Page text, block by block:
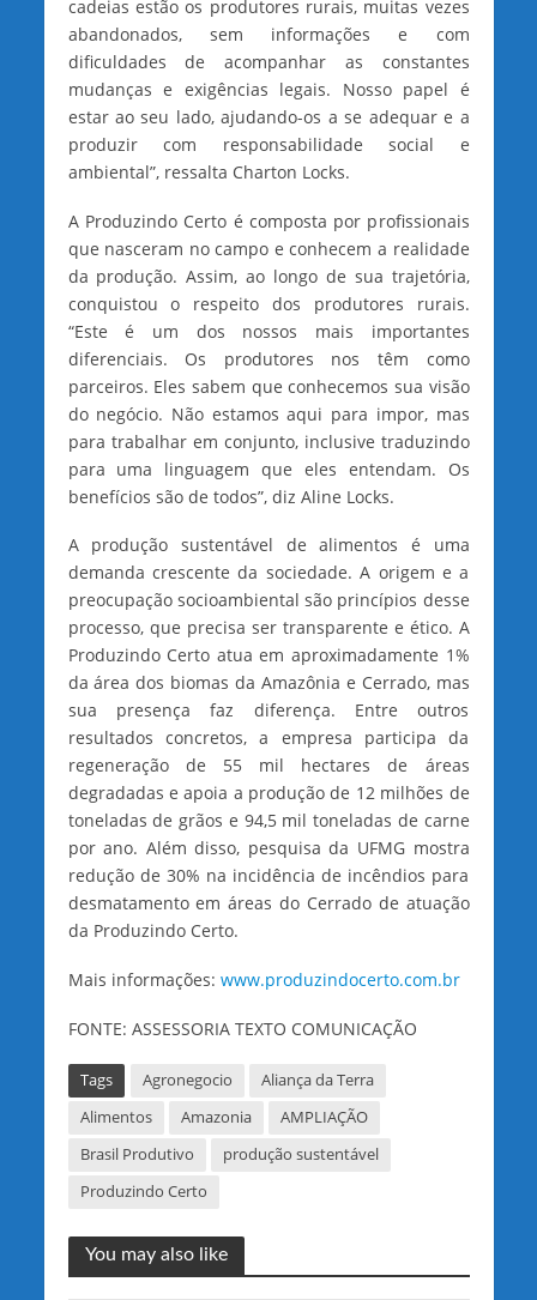
cadeias estão os produtores rurais, muitas vezes
abandonados, sem informações e com
dificuldades de acompanhar as constantes
mudanças e exigências legais. Nosso papel é
estar ao seu lado, ajudando-os a se adequar e a
produzir com responsabilidade social e
ambiental”, ressalta Charton Locks.
A Produzindo Certo é composta por profissionais
que nasceram no campo e conhecem a realidade
da produção. Assim, ao longo de sua trajetória,
conquistou o respeito dos produtores rurais.
“Este é um dos nossos mais importantes
diferenciais. Os produtores nos têm como
parceiros. Eles sabem que conhecemos sua visão
do negócio. Não estamos aqui para impor, mas
para trabalhar em conjunto, inclusive traduzindo
para uma linguagem que eles entendam. Os
benefícios são de todos”, diz Aline Locks.
A produção sustentável de alimentos é uma
demanda crescente da sociedade. A origem e a
preocupação socioambiental são princípios desse
processo, que precisa ser transparente e ético. A
Produzindo Certo atua em aproximadamente 1%
da área dos biomas da Amazônia e Cerrado, mas
sua presença faz diferença. Entre outros
resultados concretos, a empresa participa da
regeneração de 55 mil hectares de áreas
degradadas e apoia a produção de 12 milhões de
toneladas de grãos e 94,5 mil toneladas de carne
por ano. Além disso, pesquisa da UFMG mostra
redução de 30% na incidência de incêndios para
desmatamento em áreas do Cerrado de atuação
da Produzindo Certo.
Mais informações: www.produzindocerto.com.br
FONTE: ASSESSORIA TEXTO COMUNICAÇÃO
Tags Agronegocio
Aliança da Terra
Alimentos
Amazonia
AMPLIAÇÃO
Brasil Produtivo
produção sustentável
Produzindo Certo
You may also like